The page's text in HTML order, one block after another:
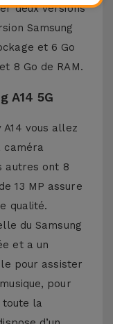
deux versions
Samsung
et 6 Go
8 Go de RAM.
A14 5G
A14 vous allez
caméra
autres ont 8
13 MP assure
qualité.
du Samsung
et a un
pour assister
pour
toute la